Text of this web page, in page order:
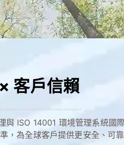
客戶信賴
ISO 14001 環境管理系統國
，為全球客戶提供更安全、可